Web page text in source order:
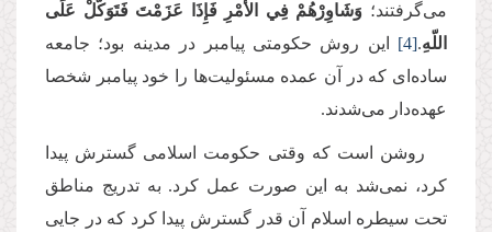
می‌گرفتند؛ وَشَاوِرْهُمْ فِي الأَمْرِ فَإِذَا عَزَمْتَ فَتَوَكَّلْ عَلَى
اللّهِ.
[4] این روش حکومتی پیامبر در مدینه بود؛ جامعه
ساده‌ای که در آن عمده مسئولیت‌ها را خود پیامبر شخصا
عهده‌دار می‌شدند.
روشن است که وقتی حکومت اسلامی گسترش پیدا
کرد،‌ نمی‌شد به این صورت عمل کرد. به تدریج مناطق
تحت سیطره اسلام آن قدر گسترش پیدا کرد که در جایی